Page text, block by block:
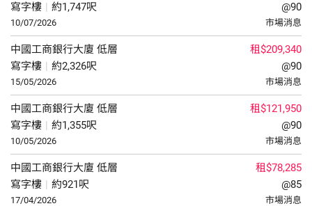
寫字樓 | 約1,747呎
10/07/2026
@90
市場消息
中國工商銀行大廈 低層
寫字樓 | 約2,326呎
15/05/2026
租$209,340
@90
市場消息
中國工商銀行大廈 低層
寫字樓 | 約1,355呎
10/05/2026
租$121,950
@90
市場消息
中國工商銀行大廈 低層
寫字樓 | 約921呎
17/04/2026
租$78,285
@85
市場消息